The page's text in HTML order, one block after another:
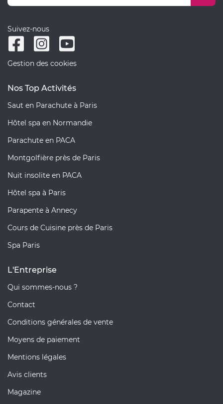
Suivez-nous
Gestion des cookies
Nos Top Activités
Saut en Parachute à Paris
Hôtel spa en Normandie
Parachute en PACA
Montgolfière près de Paris
Nuit insolite en PACA
Hôtel spa à Paris
Parapente à Annecy
Cours de Cuisine près de Paris
Spa Paris
L'Entreprise
Qui sommes-nous ?
Contact
Conditions générales de vente
Moyens de paiement
Mentions légales
Avis clients
Magazine